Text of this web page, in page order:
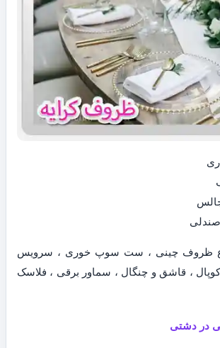
صندلی
ظروف چینی ، ست سوپ خوری ، سرویس
، قاشق و چنگال ، سماور برقی ، فلاسک
در دشتی